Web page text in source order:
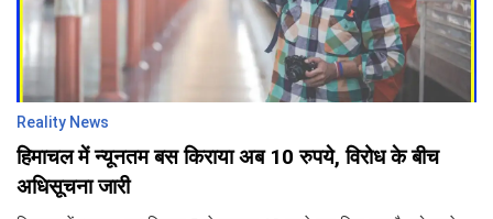
Reality News
हिमाचल में न्यूनतम बस किराया अब 10 रुपये, विरोध के बीच
अधिसूचना जारी